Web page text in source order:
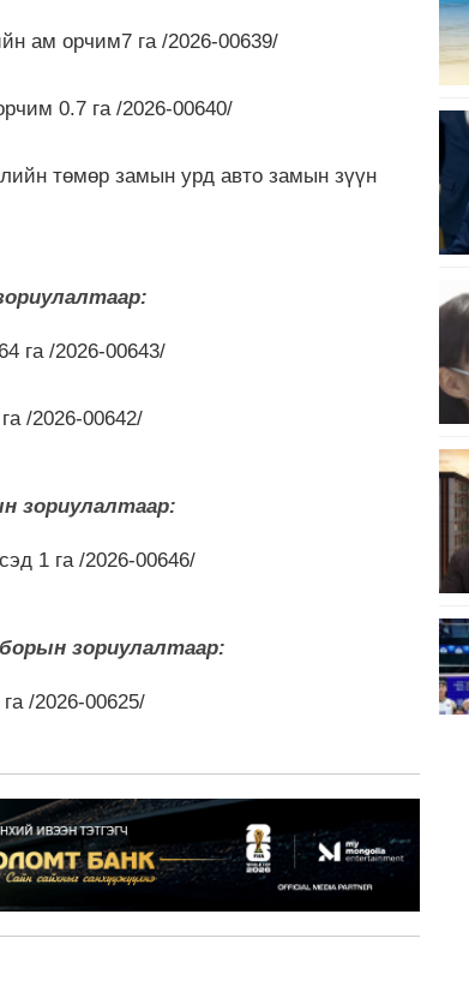
ам орчим7 га /2026-00639/
0.7 га /2026-00640/
төмөр замын урд авто замын зүүн
га /2026-00643/
/2026-00642/
зориулалтаар:
1 га /2026-00646/
зориулалтаар:
/2026-00625/